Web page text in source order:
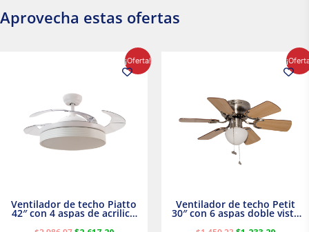
Aprovecha estas ofertas
¡Oferta!
Ventilador de techo Piatto
42″ con 4 aspas de acrilico
transparente
$2,986.97.
precio
actual
Ventilador de techo Petit
30″ con 6 aspas doble vista
Satinado Masterfan
$1,450.23.
precio
actual